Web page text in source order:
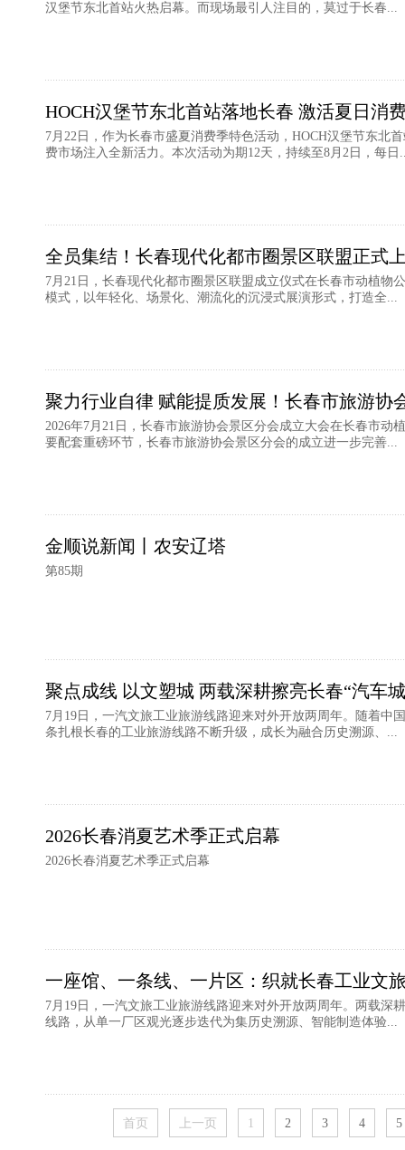
汉堡节东北首站火热启幕。而现场最引人注目的，莫过于长春...
HOCH汉堡节东北首站落地长春 激活夏日消
7月22日，作为长春市盛夏消费季特色活动，HOCH汉堡节东北
费市场注入全新活力。本次活动为期12天，持续至8月2日，每日
全员集结！长春现代化都市圈景区联盟正式
7月21日，长春现代化都市圈景区联盟成立仪式在长春市动植物
模式，以年轻化、场景化、潮流化的沉浸式展演形式，打造全...
聚力行业自律 赋能提质发展！长春市旅游协
2026年7月21日，长春市旅游协会景区分会成立大会在长春市动
要配套重磅环节，长春市旅游协会景区分会的成立进一步完善...
金顺说新闻丨农安辽塔
第85期
聚点成线 以文塑城 两载深耕擦亮长春“汽车
7月19日，一汽文旅工业旅游线路迎来对外开放两周年。随着中
条扎根长春的工业旅游线路不断升级，成长为融合历史溯源、...
2026长春消夏艺术季正式启幕
2026长春消夏艺术季正式启幕
一座馆、一条线、一片区：织就长春工业文
7月19日，一汽文旅工业旅游线路迎来对外开放两周年。两载深
线路，从单一厂区观光逐步迭代为集历史溯源、智能制造体验...
首页 上一页 1 2 3 4 5